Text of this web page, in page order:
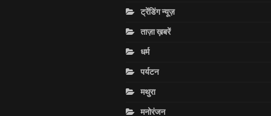
ट्रेंडिंग न्यूज़
ताज़ा ख़बरें
धर्म
पर्यटन
मथुरा
मनोरंजन